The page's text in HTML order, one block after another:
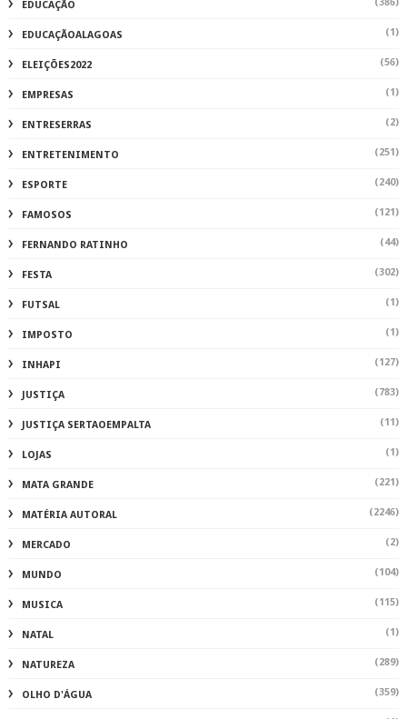
EDUCAÇÃO (386)
EDUCAÇÃOALAGOAS (1)
ELEIÇÕES2022 (56)
EMPRESAS (1)
ENTRESERRAS (2)
ENTRETENIMENTO (251)
ESPORTE (240)
FAMOSOS (121)
FERNANDO RATINHO (44)
FESTA (302)
FUTSAL (1)
IMPOSTO (1)
INHAPI (127)
JUSTIÇA (783)
JUSTIÇA SERTAOEMPALTA (11)
LOJAS (1)
MATA GRANDE (221)
MATÉRIA AUTORAL (2246)
MERCADO (2)
MUNDO (104)
MUSICA (115)
NATAL (1)
NATUREZA (289)
OLHO D'ÁGUA (359)